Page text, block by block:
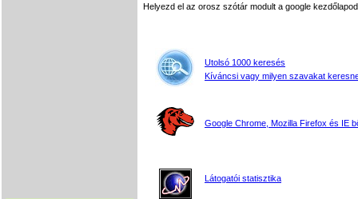
Helyezd el az orosz szótár modult a google
Utolsó 1000 keresés
Kíváncsi vagy milyen szavakat
Google Chrome, Mozilla Firefox és IE
Látogatói statisztika